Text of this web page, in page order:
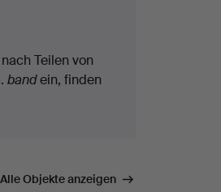
Teilen von
bandein, finden
Alle Objekte anzeigen